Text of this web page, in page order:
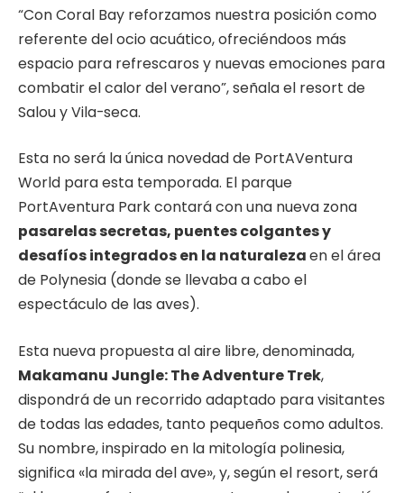
“Con Coral Bay reforzamos nuestra posición como
referente del ocio acuático, ofreciéndoos más
espacio para refrescaros y nuevas emociones para
combatir el calor del verano”, señala el resort de
Salou y Vila-seca.
Esta no será la única novedad de PortAVentura
World para esta temporada. El parque
PortAventura Park contará con una nueva zona
pasarelas secretas, puentes colgantes y
desafíos integrados en la naturalezaen el área
de Polynesia (donde se llevaba a cabo el
espectáculo de las aves).
Esta nueva propuesta al aire libre, denominada,
Makamanu Jungle: The Adventure Trek,
dispondrá de un recorrido adaptado para visitantes
de todas las edades, tanto pequeños como adultos.
Su nombre, inspirado en la mitología polinesia,
significa «la mirada del ave», y, según el resort, será